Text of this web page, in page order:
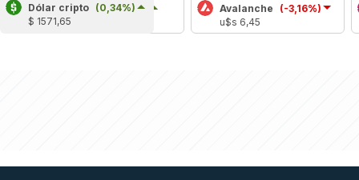
Dólar cripto (0,34%)
$ 1571,65
Cardano
(5,95%)
u$s 0,20
Avalanche (-3,16%)